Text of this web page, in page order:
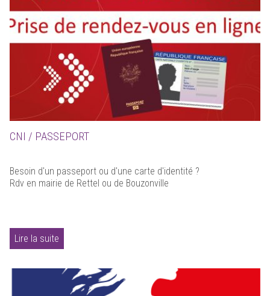
CNI / PASSEPORT
Besoin d'un passeport ou d'une carte d'identité ?
Rdv en mairie de Rettel ou de Bouzonville
Lire la suite